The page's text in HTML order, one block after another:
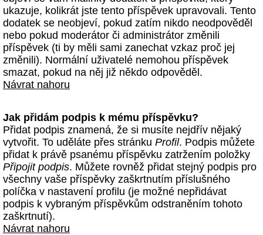
ukazuje, kolikrát jste tento příspěvek upravovali. Tento
dodatek se neobjeví, pokud zatím nikdo neodpověděl
nebo pokud moderátor či administrátor změnili
příspěvek (ti by měli sami zanechat vzkaz proč jej
změnili). Normální uživatelé nemohou příspěvek
smazat, pokud na něj již někdo odpověděl.
Návrat nahoru
Jak přidám podpis k mému příspěvku?
Přidat podpis znamená, že si musíte nejdřív nějaký
vytvořit. To uděláte přes stránku Profil. Podpis můžete
přidat k právě psanému příspěvku zatržením položky
Připojit podpis. Můžete rovněž přidat stejný podpis pro
všechny vaše příspěvky zaškrtnutím příslušného
políčka v nastavení profilu (je možné nepřidávat
podpis k vybraným příspěvkům odstraněním tohoto
zaškrtnutí).
Návrat nahoru